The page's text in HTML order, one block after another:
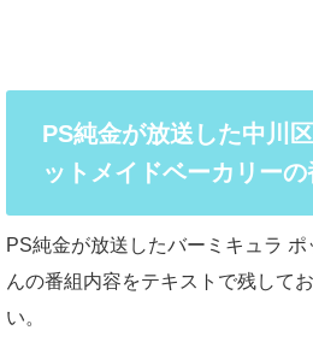
PS純金が放送した中川
ットメイドベーカリー
PS純金が放送したバーミキュラ
んの番組内容をテキストで残して
い。